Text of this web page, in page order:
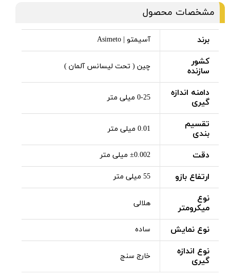
مشخصات محصول
برند آسیمتو | Asimeto
کشور
سازنده
چین ( تحت لیسانس آلمان )
دامنه اندازه
گیری
0-25 میلی متر
تقسیم
بندی
0.01 میلی متر
دقت ±0.002 میلی متر
ارتفاع بازو 55 میلی متر
نوع
میکرومتر
هلالی
نوع نمایش ساده
نوع اندازه
گیری
خارج سنج